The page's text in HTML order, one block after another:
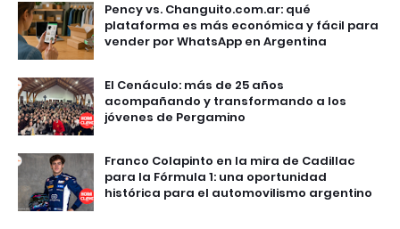
Pency vs. Changuito.com.ar: qué
plataforma es más económica y fácil para
vender por WhatsApp en Argentina
El Cenáculo: más de 25 años
acompañando y transformando a los
jóvenes de Pergamino
Franco Colapinto en la mira de Cadillac
para la Fórmula 1: una oportunidad
histórica para el automovilismo argentino